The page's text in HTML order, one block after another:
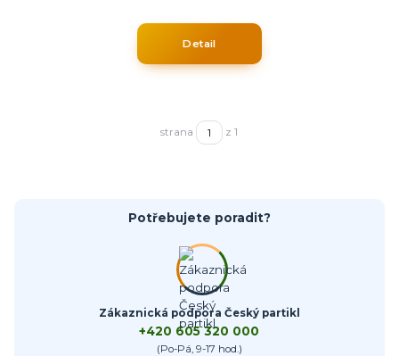
Detail
strana z 1
Potřebujete poradit?
Zákaznická podpora Český partikl
+420 605 320 000
(Po-Pá, 9-17 hod.)